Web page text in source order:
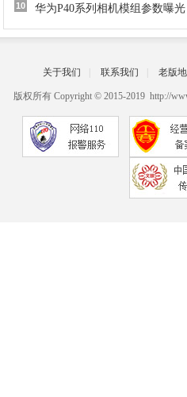
10 华为P40系列相机模组参数曝
关于我们 联系我们 老版
版权所有 Copyright © 2015-2019 http://